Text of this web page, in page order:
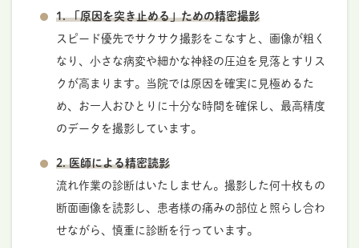
1. 「原因を突き止める」ための精密撮影
スピード優先でサクサク撮影をこなすと、画像が粗く
なり、小さな病変や細かな神経の圧迫を見落とすリス
クが高まります。当院では原因を確実に見極めるた
め、お一人おひとりに十分な時間を確保し、最高精度
のデータを撮影しています。
2. 医師による精密読影
流れ作業の診断はいたしません。撮影した何十枚もの
断面画像を読影し、患者様の痛みの部位と照らし合わ
せながら、慎重に診断を行っています。